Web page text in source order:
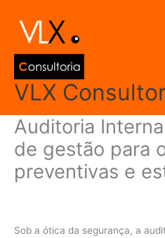
para
conteúdo
VLX
Auditoria
de gestão para
preventivas e
Sob a ótica da segurança, a